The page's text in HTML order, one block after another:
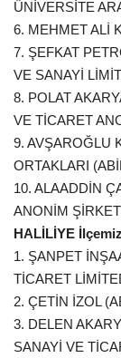
ÜNİVERSİTE
6. MEHMET ALİ
7. ŞEFKAT
VE SANAYİ
8. POLAT
VE TİCARET
9. AVŞAROĞLU
ORTAKLARI
10. ALAADDİN
ANONİM
HALİLİYE
1. ŞANPET
TİCARET
2. ÇETİN İZOL
3. DELEN
SANAYİ VE